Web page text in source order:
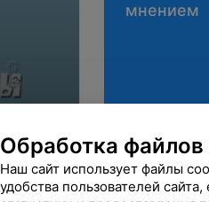
мнением
Обработка
Наш сайт использует файлы
удобства пользователей